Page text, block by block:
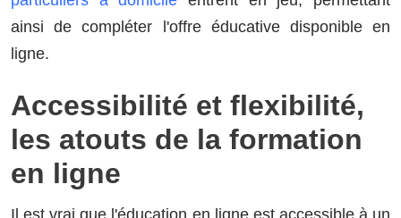
ainsi de compléter l'offre éducative disponible en
ligne.
Accessibilité et flexibilité,
les atouts de la formation
en ligne
Il est vrai que l'éducation en ligne est accessible à un